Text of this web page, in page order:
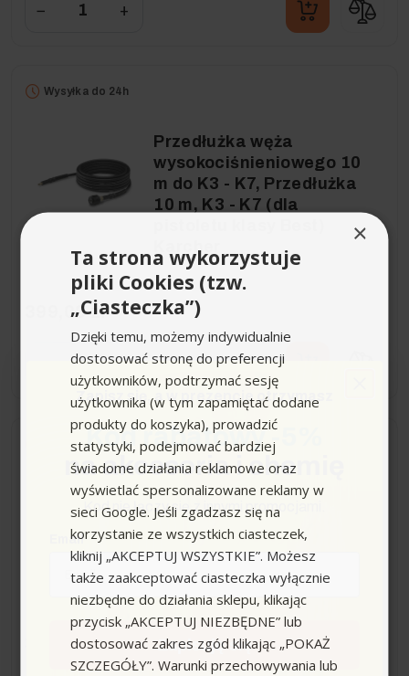
− +
Wysyłka do 24h
Przedłużka węża
wysokociśnieniowego 10
m do K3 - K7, Przedłużka
10 m, K3 - K7 (dla
Karcher
399,00 zł
+
Wysyłka do 24h
Karcher PC 15 Wąż do
czyszczenia rur,
kanalizacji z wymiennymi
dyszami 15m do myjek K2
- K7
399,00 zł
×
Ta strona wykorzystuje
pliki Cookies (tzw.
„Ciasteczka”)
Dzięki temu, możemy indywidualnie
dostosować stronę do preferencji
użytkowników, podtrzymać sesję
użytkownika (w tym zapamiętać dodane
produkty do koszyka), prowadzić
statystyki, podejmować bardziej
świadome działania reklamowe oraz
wyświetlać spersonalizowane reklamy w
sieci Google. Jeśli zgadzasz się na
korzystanie ze wszystkich ciasteczek,
kliknij „AKCEPTUJ WSZYSTKIE”. Możesz
także zaakceptować ciasteczka wyłącznie
niezbędne do działania sklepu, klikając
przycisk „AKCEPTUJ NIEZBĘDNE” lub
dostosować zakres zgód klikając „POKAŻ
SZCZEGÓŁY”. Warunki przechowywania lub
Zapisz się, a w prezencie otrzymasz
Kod rabatowy -5%
na akcesoria i chemię
Kod nie łączy się z innymi promocjami.
Email
Zapisuję się